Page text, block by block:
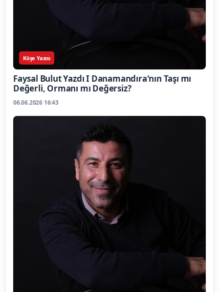
Köşe Yazısı
Faysal Bulut Yazdı I Danamandıra'nın Taşı mı
Değerli, Ormanı mı Değersiz?
06.06.2026 16:43